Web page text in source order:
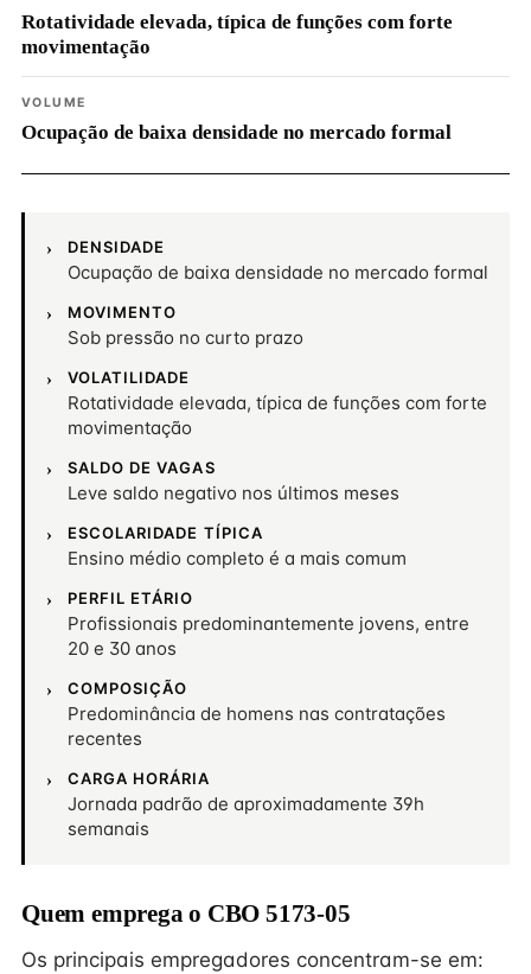
Rotatividade elevada, típica de funções com forte
movimentação
VOLUME
Ocupação de baixa densidade no mercado formal
DENSIDADE
Ocupação de baixa densidade no mercado formal
MOVIMENTO
Sob pressão no curto prazo
VOLATILIDADE
Rotatividade elevada, típica de funções com forte
movimentação
SALDO DE VAGAS
Leve saldo negativo nos últimos meses
ESCOLARIDADE TÍPICA
Ensino médio completo é a mais comum
PERFIL ETÁRIO
Profissionais predominantemente jovens, entre
20 e 30 anos
COMPOSIÇÃO
Predominância de homens nas contratações
recentes
CARGA HORÁRIA
Jornada padrão de aproximadamente 39h
semanais
Quem emprega o CBO 5173-05
Os principais empregadores concentram-se em: